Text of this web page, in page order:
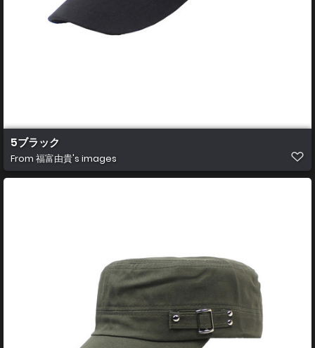
5ブラック
From 福富由貴's images